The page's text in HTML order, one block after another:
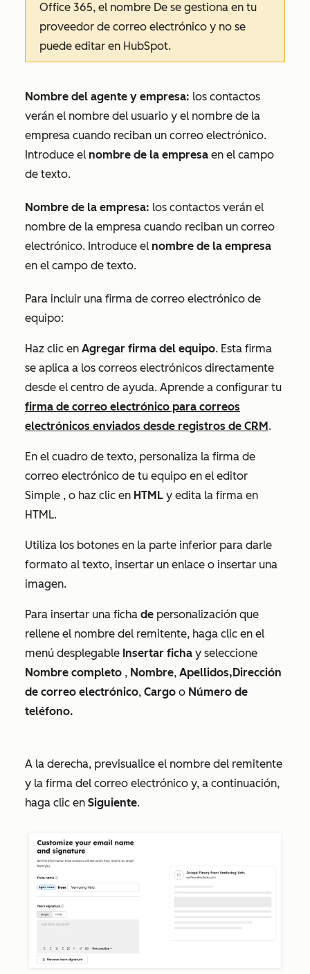
Office 365, el nombre De se gestiona en tu
proveedor de correo electrónico y no se
puede editar en HubSpot.
Nombre del agente y empresa: los contactos
verán el nombre del usuario y el nombre de la
empresa cuando reciban un correo electrónico.
Introduce el nombre de la empresa en el campo
de texto.
Nombre de la empresa: los contactos verán el
nombre de la empresa cuando reciban un correo
electrónico. Introduce el nombre de la empresa
en el campo de texto.
Para incluir una firma de correo electrónico de
equipo:
Haz clic en Agregar firma del equipo. Esta firma
se aplica a los correos electrónicos directamente
desde el centro de ayuda. Aprende a configurar tu
firma de correo electrónico para correos
electrónicos enviados desde registros de CRM .
En el cuadro de texto, personaliza la firma de
correo electrónico de tu equipo en el editor
Simple , o haz clic en HTML y edita la firma en
HTML.
Utiliza los botones en la parte inferior para darle
formato al texto, insertar un enlace o insertar una
imagen.
Para insertar una ficha de personalización que
rellene el nombre del remitente, haga clic en el
menú desplegable Insertar ficha y seleccione
Nombre completo , Nombre, Apellidos, Dirección
de correo electrónico, Cargo o Número de
teléfono.
A la derecha, previsualice el nombre del remitente
y la firma del correo electrónico y, a continuación,
haga clic en Siguiente.